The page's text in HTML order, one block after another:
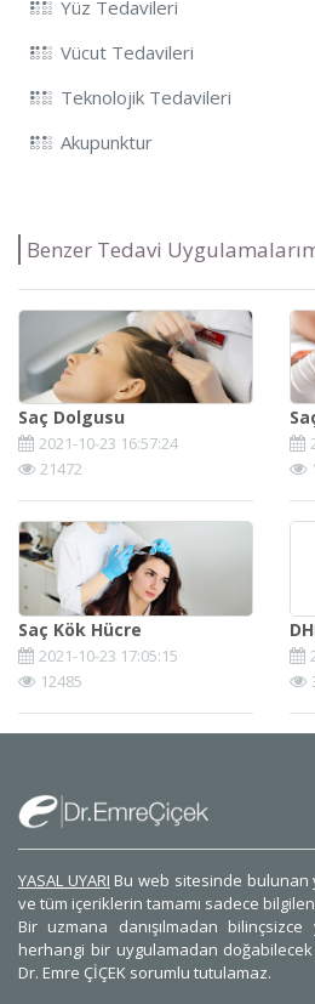
Yüz Tedavileri
Vücut Tedavileri
Teknolojik Tedavileri
Akupunktur
Benzer Tedavi
Saç Dolgusu
2021-10-23 16:57:24
21472
Saç Kök Hücre
2021-10-23 17:05:15
12485
YASAL UYARI Bu web sitesinde bulunan
ve tüm içeriklerin tamamı sadece
Bir uzmana danışılmadan bilinçsizce
herhangi bir uygulamadan
Dr. Emre ÇİÇEK sorumlu tutulamaz.